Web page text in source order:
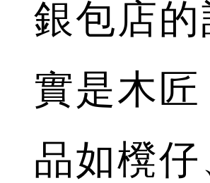
銀包店
實是木
品如櫈